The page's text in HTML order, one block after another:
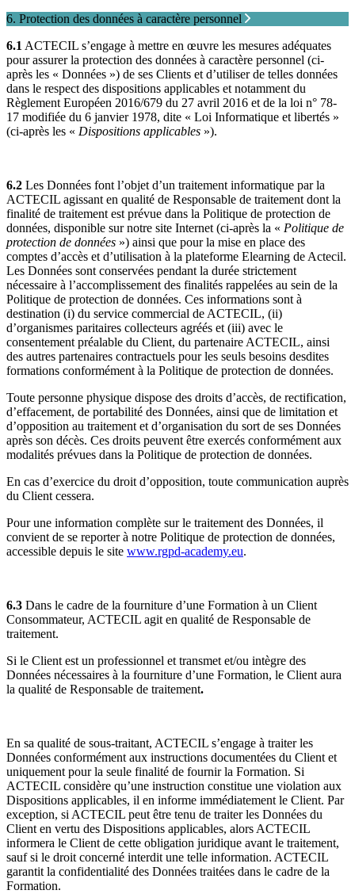
6. Protection des données à caractère personnel
6.1 ACTECIL s’engage à mettre en œuvre les mesures adéquates
pour assurer la protection des données à caractère personnel (ci-
après les « Données ») de ses Clients et d’utiliser de telles données
dans le respect des dispositions applicables et notamment du
Règlement Européen 2016/679 du 27 avril 2016 et de la loi n° 78-
17 modifiée du 6 janvier 1978, dite « Loi Informatique et libertés »
(ci-après les « Dispositions applicables »).
6.2 Les Données font l’objet d’un traitement informatique par la
ACTECIL agissant en qualité de Responsable de traitement dont la
finalité de traitement est prévue dans la Politique de protection de
données, disponible sur notre site Internet (ci-après la « Politique de
protection de données ») ainsi que pour la mise en place des
comptes d’accès et d’utilisation à la plateforme Elearning de Actecil.
Les Données sont conservées pendant la durée strictement
nécessaire à l’accomplissement des finalités rappelées au sein de la
Politique de protection de données. Ces informations sont à
destination (i) du service commercial de ACTECIL, (ii)
d’organismes paritaires collecteurs agréés et (iii) avec le
consentement préalable du Client, du partenaire ACTECIL, ainsi
des autres partenaires contractuels pour les seuls besoins desdites
formations conformément à la Politique de protection de données.
Toute personne physique dispose des droits d’accès, de rectification,
d’effacement, de portabilité des Données, ainsi que de limitation et
d’opposition au traitement et d’organisation du sort de ses Données
après son décès. Ces droits peuvent être exercés conformément aux
modalités prévues dans la Politique de protection de données.
En cas d’exercice du droit d’opposition, toute communication auprès
du Client cessera.
Pour une information complète sur le traitement des Données, il
convient de se reporter à notre Politique de protection de données,
accessible depuis le site www.rgpd-academy.eu.
6.3 Dans le cadre de la fourniture d’une Formation à un Client
Consommateur, ACTECIL agit en qualité de Responsable de
traitement.
Si le Client est un professionnel et transmet et/ou intègre des
Données nécessaires à la fourniture d’une Formation, le Client aura
la qualité de Responsable de traitement.
En sa qualité de sous-traitant, ACTECIL s’engage à traiter les
Données conformément aux instructions documentées du Client et
uniquement pour la seule finalité de fournir la Formation. Si
ACTECIL considère qu’une instruction constitue une violation aux
Dispositions applicables, il en informe immédiatement le Client. Par
exception, si ACTECIL peut être tenu de traiter les Données du
Client en vertu des Dispositions applicables, alors ACTECIL
informera le Client de cette obligation juridique avant le traitement,
sauf si le droit concerné interdit une telle information. ACTECIL
garantit la confidentialité des Données traitées dans le cadre de la
Formation.